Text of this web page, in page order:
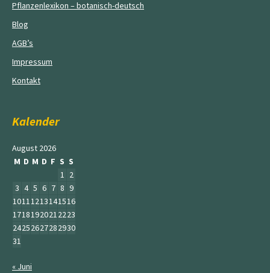
Pflanzenlexikon – botanisch-deutsch
Blog
AGB’s
Impressum
Kontakt
Kalender
August 2026
M D M D F S S
1 2
3 4 5 6 7 8 9
10111213141516
17181920212223
24252627282930
31
« Juni